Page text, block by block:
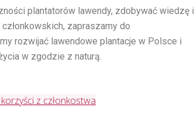
plantatorów lawendy, zdobywać wiedzę i
zapraszamy do
rozwijać lawendowe plantacje w Polsce i
w zgodzie z naturą.
z członkostwa